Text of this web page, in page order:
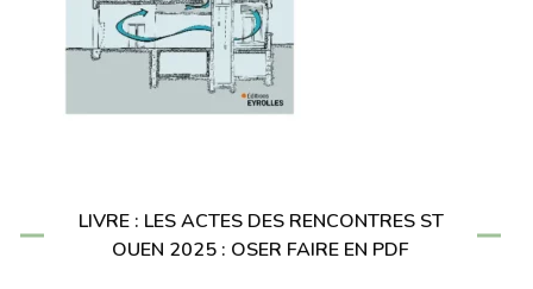
LIVRE : LES ACTES DES RENCONTRES ST
OUEN 2025 : OSER FAIRE EN PDF